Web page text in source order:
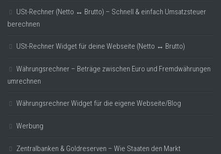
USt-Rechner (Netto ↔ Brutto) – Schnell & einfach Umsatzsteuer
berechnen
USt-Rechner Widget für deine Webseite (Netto ↔ Brutto)
Währungsrechner – Beträge zwischen Euro und Fremdwährungen
umrechnen
Währungsrechner Widget für die eigene Webseite/Blog
Werbung
Zentralbanken & Goldreserven – Wie Staaten den Markt